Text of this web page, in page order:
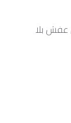
عفش بلا